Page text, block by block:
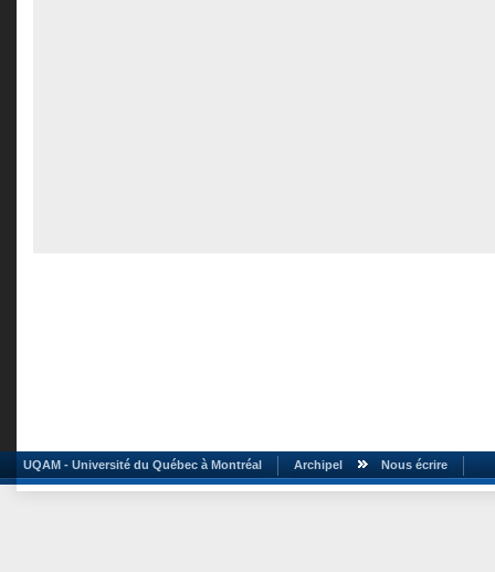
UQAM - Université du Québec à Montréal Archipel Nous écrire